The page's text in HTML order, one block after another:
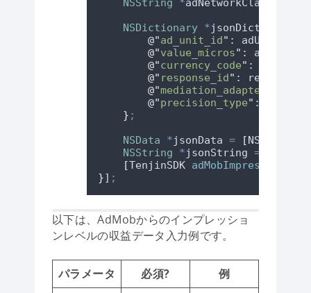
NSString
*adNetworkClassName
NSDictionary *jsonDict
@"ad_unit_id" : adUnitId
@"value_micros" : adValue
@"currency_code" :
@" response_id" :
@"
@"precision_type" : @
} ;
NSData
*jsonData = [
NSString
*jsonString =
[TenjinSDK
}] ;
以下は、AdMobからのインプレッショ
ンレベルの収益データ入力例です。
パラメータ 必須? 例